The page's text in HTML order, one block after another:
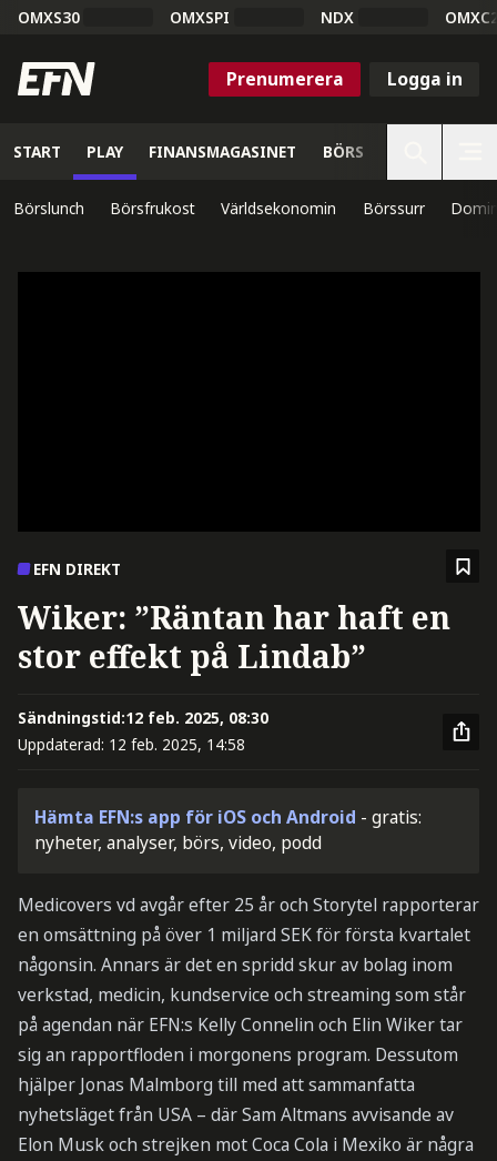
OMXS30 OMXSPI NDX
Prenumerera Logga in
START PLAY FINANSMAGASINET BÖRS
Börslunch Börsfrukost Världsekonomin Börssurr
EFN DIREKT
Wiker: ”Räntan har haft en
stor effekt på Lindab”
Sändningstid:12 feb. 2025, 08:30
Uppdaterad: 12 feb. 2025, 14:58
Hämta EFN:s app för iOS och Android - gratis:
nyheter, analyser, börs, video, podd
Medicovers vd avgår efter 25 år och Storytel rapporterar
en omsättning på över 1 miljard SEK för första kvartalet
någonsin. Annars är det en spridd skur av bolag inom
verkstad, medicin, kundservice och streaming som står
på agendan när EFN:s Kelly Connelin och Elin Wiker tar
sig an rapportfloden i morgonens program. Dessutom
hjälper Jonas Malmborg till med att sammanfatta
nyhetsläget från USA – där Sam Altmans avvisande av
Elon Musk och strejken mot Coca Cola i Mexiko är några